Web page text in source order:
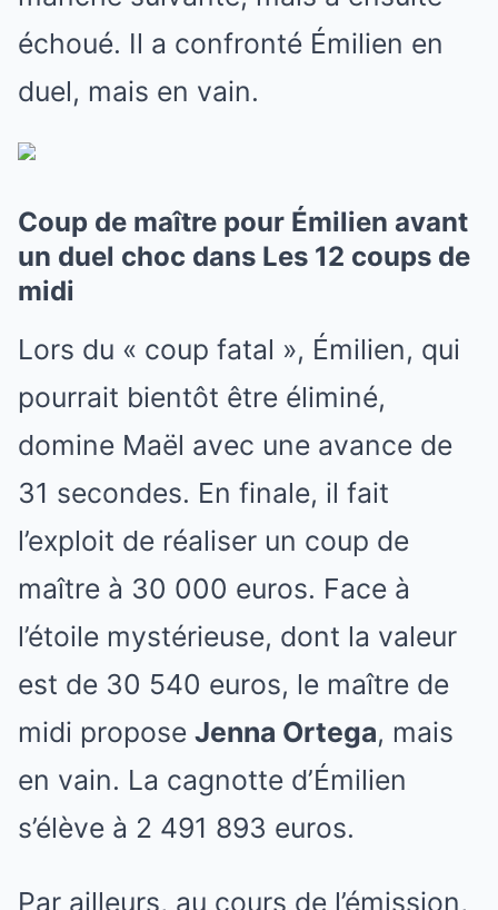
échoué. Il a confronté Émilien en
duel, mais en vain.
Coup de maître pour Émilien avant
un duel choc dans Les 12 coups de
midi
Lors du « coup fatal », Émilien, qui
pourrait bientôt être éliminé,
domine Maël avec une avance de
31 secondes. En finale, il fait
l’exploit de réaliser un coup de
maître à 30 000 euros. Face à
l’étoile mystérieuse, dont la valeur
est de 30 540 euros, le maître de
midi propose Jenna Ortega, mais
en vain. La cagnotte d’Émilien
s’élève à 2 491 893 euros.
Par ailleurs, au cours de l’émission,